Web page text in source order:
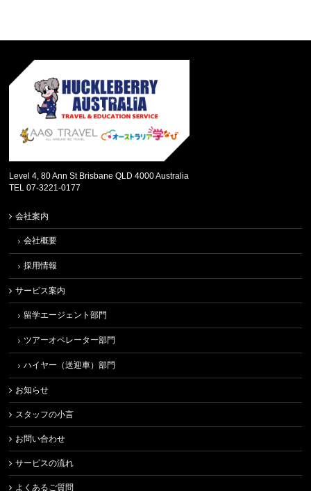
Level 4, 80 Ann St Brisbane QLD 4000 Australia
TEL 07-3221-0177
会社案内
会社概要
採用情報
サービス案内
留学エージェント部門
ツアーオペレーター部門
ハイヤー（送迎車）部門
お知らせ
スタッフの小言
お問い合わせ
サービスの流れ
よくあるご質問